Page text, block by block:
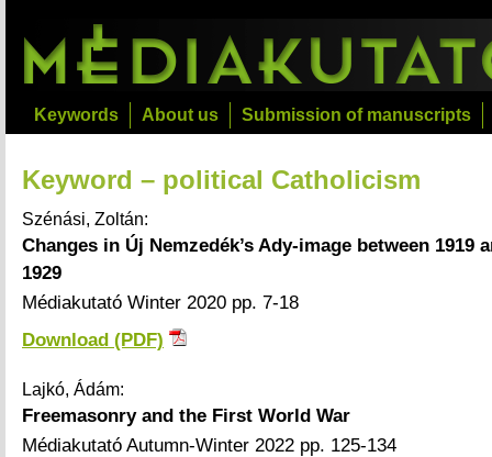
Keywords About us Submission of manuscripts
Keyword – political Catholicism
Szénási, Zoltán:
Changes in Új Nemzedék’s Ady-image between 1919
1929
Médiakutató Winter 2020 pp. 7-18
Download (PDF)
Lajkó, Ádám:
Freemasonry and the First World War
Médiakutató Autumn-Winter 2022 pp. 125-134